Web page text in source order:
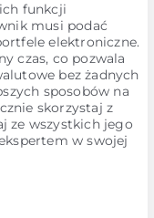
funkcji
musi podać
elektroniczne.
czas, co pozwala
bez żadnych
sposobów na
skorzystaj z
ze wszystkich jego
w swojej